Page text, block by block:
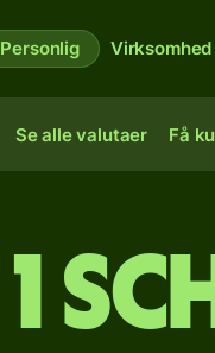
Personlig Virksomhed
Se alle valutaer Få
1